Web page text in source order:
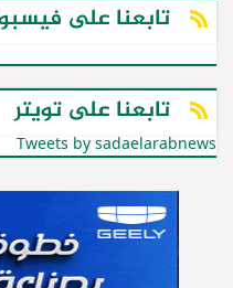
تابعنا على
تابعنا على تويتر
Tweets by sadaelarabnews